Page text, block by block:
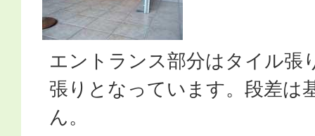
エントランス部分はタイル張
張りとなっています。段差は
ん。